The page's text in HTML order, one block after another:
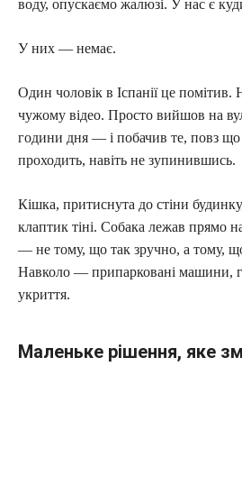
воду, опускаємо жалюзі. У нас є
У них — немає.
Один чоловік в Іспанії це
чужому відео. Просто вийшов на
години дня — і побачив те, повз що
проходить, навіть не зупинившись.
Кішка, притиснута до стіни
клаптик тіні. Собака лежав прямо
— не тому, що так зручно, а тому,
Навколо — припарковані машини,
укриття.
Маленьке рішення, яке